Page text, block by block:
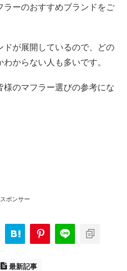
ラーのおすすめブランドをご
ドが展開しているので、どの
からない人も多いです。
のマフラー選びの参考にな
スポンサー
最新記事